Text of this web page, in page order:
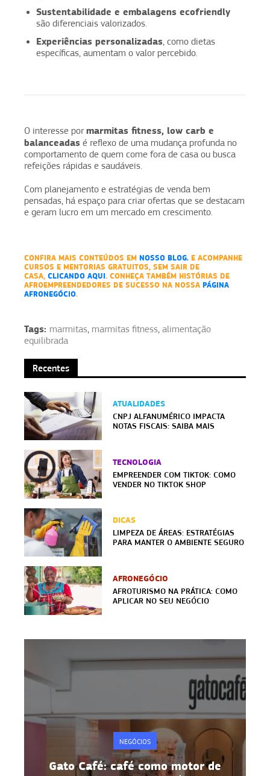
Sustentabilidade e embalagens ecofriendly
são diferenciais valorizados.
Experiências personalizadas, como dietas
específicas, aumentam o valor percebido.
O interesse pormarmitas fitness, low carb e
balanceadas é reflexo de uma mudança profunda no
comportamento de quem come fora de casa ou busca
refeições rápidas e saudáveis.
Com planejamento e estratégias de venda bem
pensadas, há espaço para criar ofertas que se destacam
e geram lucro em um mercado em crescimento.
CONFIRA MAIS CONTEÚDOS EM NOSSO BLOG. E ACOMPANHE
CURSOS E MENTORIAS GRATUITOS, SEM SAIR DE
CASA, CLICANDO AQUI. CONHEÇA TAMBÉM HISTÓRIAS DE
AFROEMPREENDEDORES DE SUCESSO NA NOSSA PÁGINA
AFRONEGÓCIO.
Tags: marmitas, marmitas fitness, alimentação
equilibrada
Recentes
ATUALIDADES
CNPJ ALFANUMÉRICO IMPACTA
NOTAS FISCAIS: SAIBA MAIS
TECNOLOGIA
EMPREENDER COM TIKTOK: COMO
VENDER NO TIKTOK SHOP
DICAS
LIMPEZA DE ÁREAS: ESTRATÉGIAS
PARA MANTER O AMBIENTE SEGURO
AFRONEGÓCIO
AFROTURISMO NA PRÁTICA: COMO
APLICAR NO SEU NEGÓCIO
NEGÓCIOS
Gato Café: café como motor de